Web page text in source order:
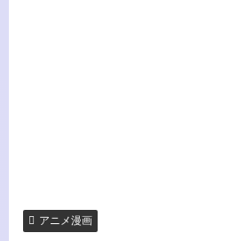
アニメ漫画